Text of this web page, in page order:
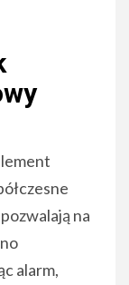
na
alarm,